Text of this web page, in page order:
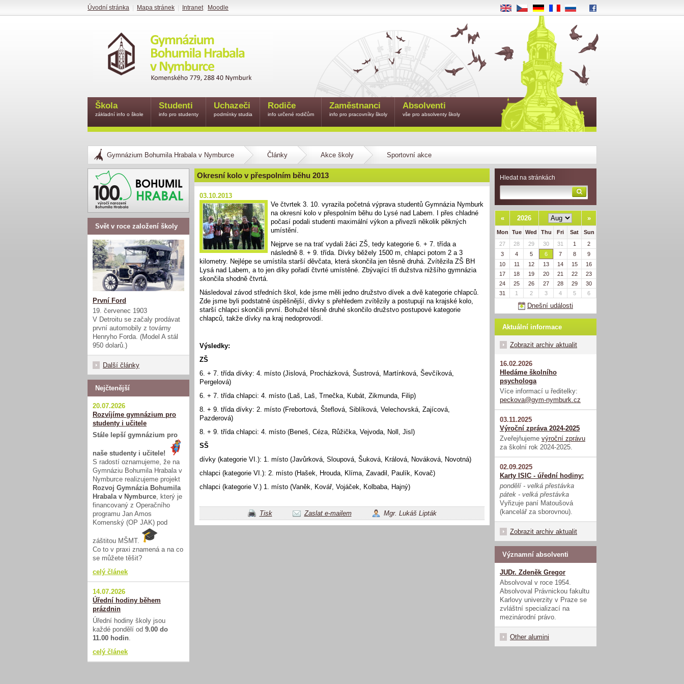
Gymnázium Bohumila Hrabala v Nymburce Články Akce školy Sportovní akce
Okresní kolo v přespolním běhu 2013
03.10.2013
Ve čtvrtek 3. 10. vyrazila početná výprava studentů Gymnázia Nymburk
na okresní kolo v přespolním běhu do Lysé nad Labem. I přes chladné
počasí podali studenti maximální výkon a přivezli několik pěkných
umístění.
Nejprve se na trať vydali žáci ZŠ, tedy kategorie 6. + 7. třída a
následně 8. + 9. třída. Dívky běžely 1500 m, chlapci potom 2 a 3
kilometry. Nejlépe se umístila starší děvčata, která skončila jen těsně druhá. Zvítězila ZŠ BH
Lysá nad Labem, a to jen díky pořadí čtvrté umístěné. Zbývající tři dužstva nižšího gymnázia
skončila shodně čtvrtá.
Následoval závod středních škol, kde jsme měli jedno družstvo dívek a dvě kategorie chlapců.
Zde jsme byli podstatně úspěšnější, dívky s přehledem zvítězily a postupují na krajské kolo,
starší chlapci skončili první. Bohužel těsně druhé skončilo družstvo postupové kategorie
chlapců, takže dívky na kraj nedoprovodí.
Výsledky:
ZŠ
6. + 7. třída dívky: 4. místo (Jislová, Procházková, Šustrová, Martínková, Ševčíková,
Pergelová)
6. + 7. třída chlapci: 4. místo (Laš, Laš, Trnečka, Kubát, Zikmunda, Filip)
8. + 9. třída dívky: 2. místo (Frebortová, Šteflová, Siblíková, Velechovská, Zajícová,
Pazderová)
8. + 9. třída chlapci: 4. místo (Beneš, Céza, Růžička, Vejvoda, Noll, Jisl)
SŠ
dívky (kategorie VI.): 1. místo (Javůrková, Sloupová, Šuková, Králová, Nováková, Novotná)
chlapci (kategorie VI.): 2. místo (Hašek, Hrouda, Klíma, Zavadil, Paulík, Kovač)
chlapci (kategorie V.) 1. místo (Vaněk, Kovář, Vojáček, Kolbaba, Hajný)
Tisk Zaslat e-mailem Mgr. Lukáš Lipták
Hledat na stránkách
« 2026 »
Mon Tue Wed Thu Fri Sat
Sun
27
28 29 30 31 1
2
3
4 5 6 7 8
9
10
11 12 13 14 15
16
17
18 19 20 21 22
23
24
25 26 27 28 29
30
31
1 2 3 4 5 6
Dnešní události
Aktuální informace
Zobrazit archiv aktualit
16.02.2026
Hledáme školního
psychologa
Více informací u ředitelky:
peckova@gym-nymburk.cz
03.11.2025
Výroční zpráva 2024-2025
Zveřejňujeme výroční zprávu
za školní rok 2024-2025.
02.09.2025
Karty ISIC - úřední hodiny:
pondělí - velká přestávka
pátek - velká přestávka
Vyřizuje paní Matoušová
(kancelář za sborovnou).
Zobrazit archiv aktualit
Významní absolventi
JUDr. Zdeněk Gregor
Absolvoval v roce 1954.
Absolvoval Právnickou fakultu
Karlovy univerzity v Praze se
zvláštní specializací na
mezinárodní právo.
Other alumini
Svět v roce založení školy
První Ford
19. červenec 1903
V Detroitu se začaly prodávat
první automobily z továrny
Henryho Forda. (Model A stál
950 dolarů.)
Další články
Nejčtenější
20.07.2026
Rozvíjíme gymnázium pro
studenty i učitele
Stále lepší gymnázium pro
naše studenty i učitele!
S radostí oznamujeme, že na
Gymnáziu Bohumila Hrabala v
Nymburce realizujeme projekt
Rozvoj Gymnázia Bohumila
Hrabala v Nymburce, který je
financovaný z Operačního
programu Jan Amos
Komenský (OP JAK) pod
záštitou MŠMT.
Co to v praxi znamená a na co
se můžete těšit?
celý článek
14.07.2026
Úřední hodiny během
prázdnin
Úřední hodiny školy jsou
každé pondělí od 9.00 do
11.00 hodin.
celý článek
Škola
základní info o škole
Studenti
info pro studenty
Uchazeči
podmínky studia
Rodiče
info určené rodičům
Zaměstnanci
info pro pracovníky školy
Absolventi
vše pro absolventy školy
Úvodní stránka Mapa stránek Intranet| Moodle EN CS DE RU